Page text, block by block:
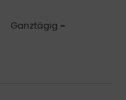
Ganztägig -